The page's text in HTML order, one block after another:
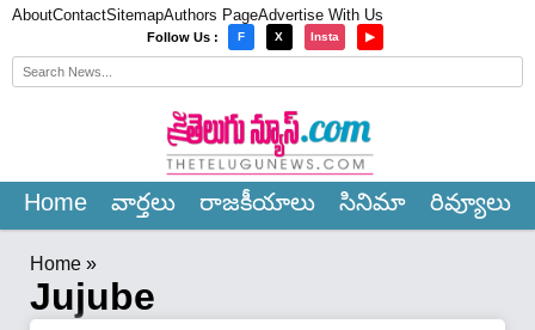
AboutContactSitemapAuthors PageAdvertise With Us
Follow Us : F X Insta ▶
Home వార్త‌లు రాజ‌కీయాలు సినిమా రివ్యూలు
Home »
Jujube